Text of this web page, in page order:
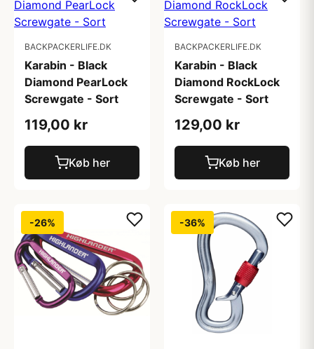
BACKPACKERLIFE.DK
Karabin - Black
Diamond PearLock
Screwgate - Sort
119,00 kr
Køb her
BACKPACKERLIFE.DK
Karabin - Black
Diamond RockLock
Screwgate - Sort
129,00 kr
Køb her
-26% -36%